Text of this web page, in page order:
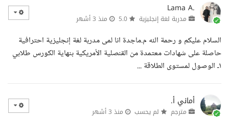
Lama A.
مدربة لغة إنجليزية منذ 3 أشهر
السلام عليكم و رحمة الله م.ماجدة انا لمى مدربة لغة إنجليزية احترافية
حاصلة على شهادات معتمدة من القنصلية الأمريكية بنهاية الكورس طلابي
١ـ الوصول لمستوى الطلاقة ...
أماني أ.
مترجم لم يحسب منذ 3 أشهر